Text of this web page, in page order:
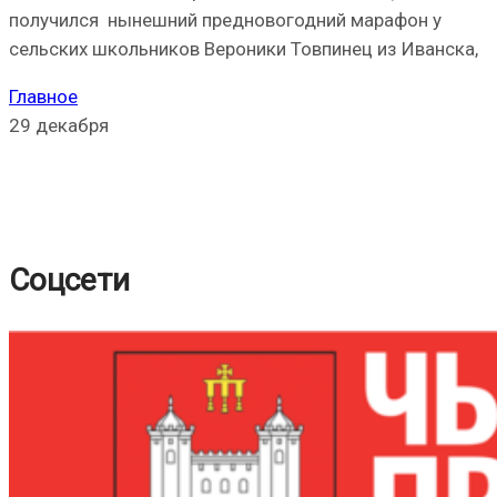
получился нынешний предновогодний марафон у
сельских школьников Вероники Товпинец из Иванска,
Главное
29 декабря
Соцсети